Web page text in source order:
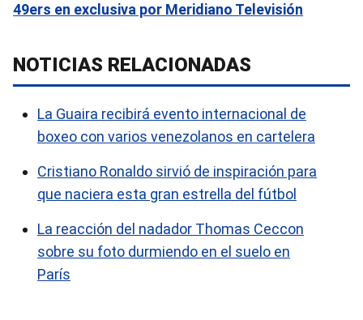
49ers en exclusiva por Meridiano Televisión
NOTICIAS RELACIONADAS
La Guaira recibirá evento internacional de
boxeo con varios venezolanos en cartelera
Cristiano Ronaldo sirvió de inspiración para
que naciera esta gran estrella del fútbol
La reacción del nadador Thomas Ceccon
sobre su foto durmiendo en el suelo en
París